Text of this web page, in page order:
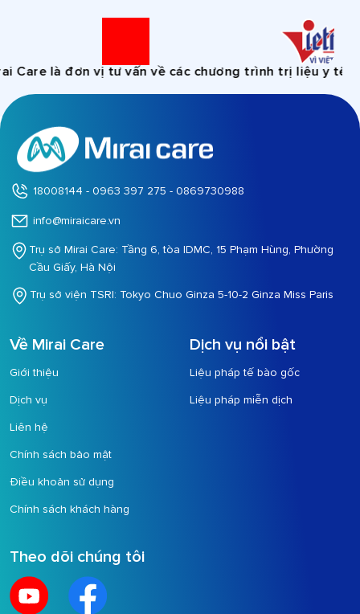
là đơn vị tư vấn về các chương trình trị liệu y tế,
18008144 - 0963 397 275 - 0869730988
info@miraicare.vn
Trụ sở Mirai Care: Tầng 6, tòa IDMC, 15 Phạm Hùng, Phường
Cầu Giấy, Hà Nội
Trụ sở viện TSRI: Tokyo Chuo Ginza 5-10-2 Ginza Miss Paris
Về Mirai Care
Giới thiệu
Dịch vụ
Liên hệ
Chính sách bảo mật
Điều khoản sử dụng
Chính sách khách hàng
Dịch vụ nổi bật
Liệu pháp tế bào gốc
Liệu pháp miễn dịch
Theo dõi chúng tôi